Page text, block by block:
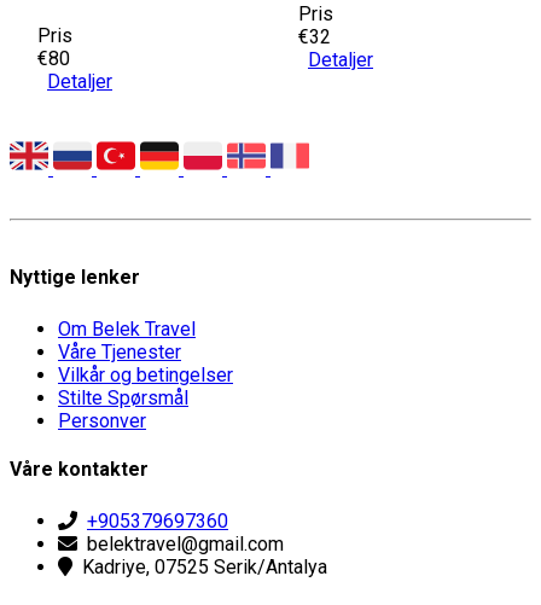
Pris
€80
Detaljer
Pris
€32
Detaljer
Nyttige lenker
Om Belek Travel
Våre Tjenester
Vilkår og betingelser
Stilte Spørsmål
Personver
Våre kontakter
+905379697360
belektravel@gmail.com
Kadriye, 07525 Serik/Antalya